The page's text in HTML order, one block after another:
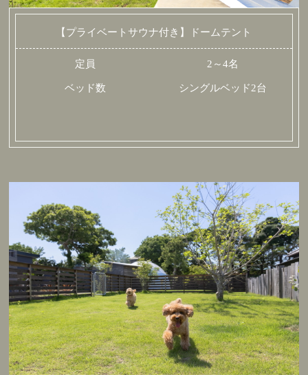
【プライベートサウナ付き】ドームテント
定員 2～4名
ベッド数 シングルベッド2台